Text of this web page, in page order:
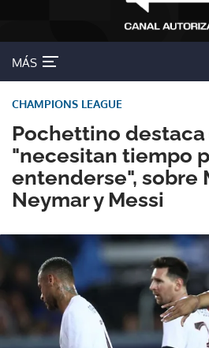
MÁS
Pochettino destaca
"necesitan tiempo
entenderse", sobre
Neymar y Messi
CHAMPIONS LEAGUE